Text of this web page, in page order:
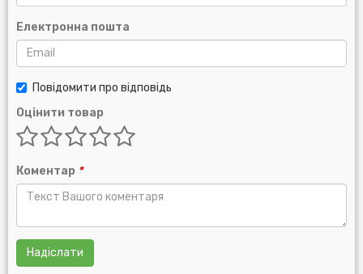
Електронна пошта
Повідомити про відповідь
Оцінити товар
Коментар *
Надіслати